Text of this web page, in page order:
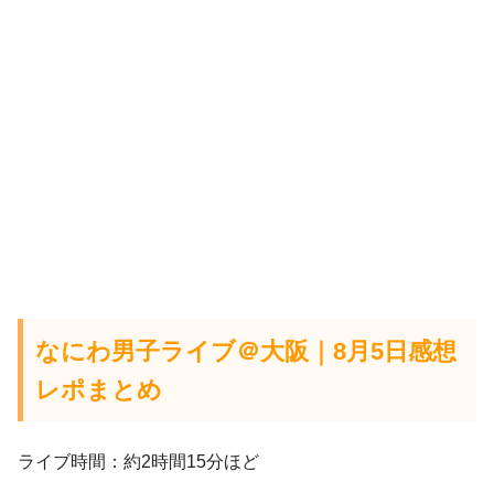
なにわ男子ライブ＠大阪｜8月5日感想
レポまとめ
ライブ時間：約2時間15分ほど